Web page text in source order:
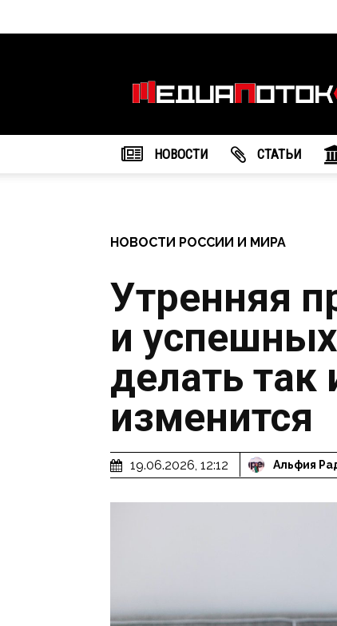
агентство
"МедиаПоток"
НОВОСТИ CТАТЬИ
НОВОСТИ РОССИИ И МИРА
Утренняя
и
делать так
изменится
19.06.2026, 12:12 Альфия